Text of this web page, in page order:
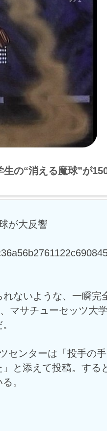
の“消える魔球”が
が大反響
ないような、一瞬完
マサチューセッツ大
センターは「投手の
と添えて投稿。する
。